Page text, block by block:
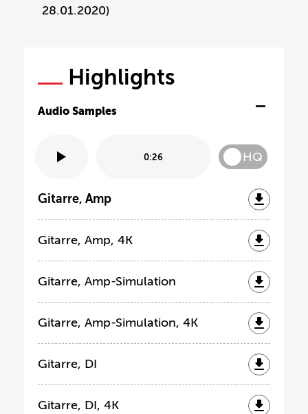
28.01.2020)
Highlights
Audio Samples
0:26 HQ
Gitarre, Amp
Gitarre, Amp, 4K
Gitarre, Amp-Simulation
Gitarre, Amp-Simulation, 4K
Gitarre, DI
Gitarre, DI, 4K